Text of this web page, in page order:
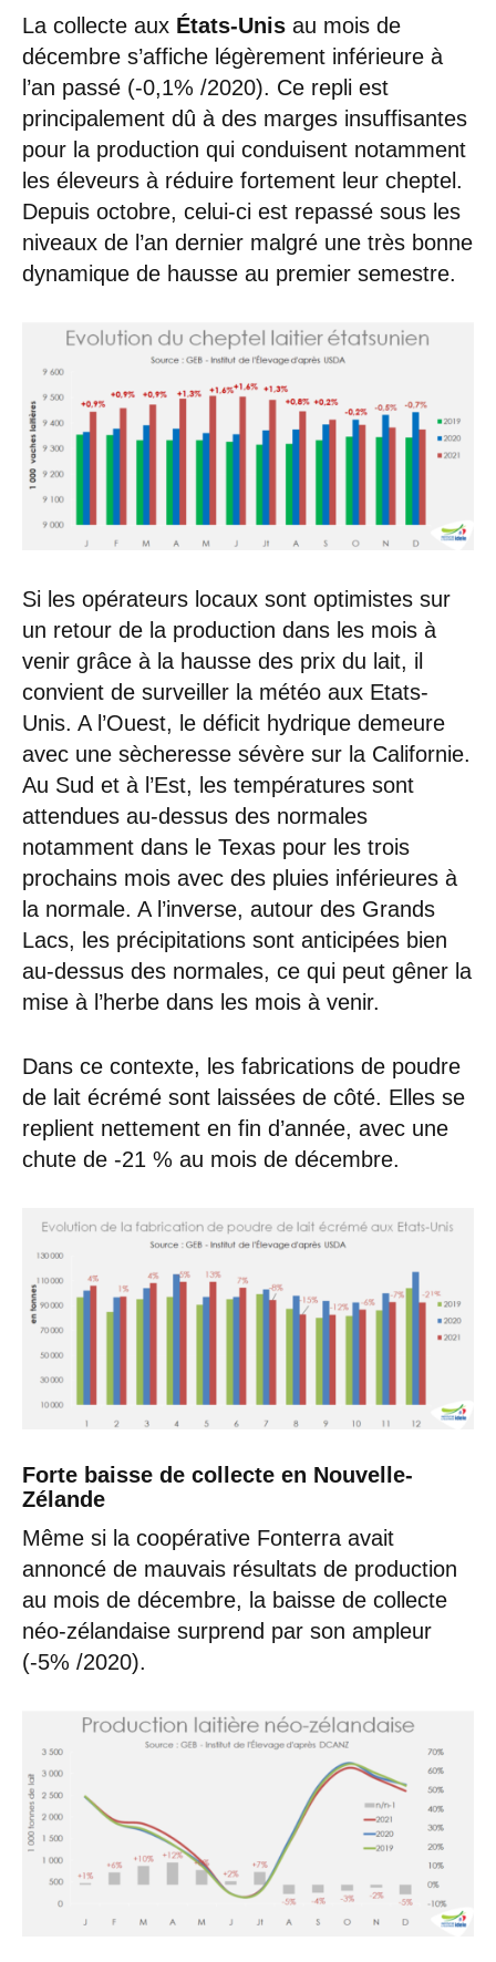
La collecte aux États-Unis au mois de
décembre s’affiche légèrement inférieure à
l’an passé (-0,1% /2020). Ce repli est
principalement dû à des marges insuffisantes
pour la production qui conduisent notamment
les éleveurs à réduire fortement leur cheptel.
Depuis octobre, celui-ci est repassé sous les
niveaux de l’an dernier malgré une très bonne
dynamique de hausse au premier semestre.
Si les opérateurs locaux sont optimistes sur
un retour de la production dans les mois à
venir grâce à la hausse des prix du lait, il
convient de surveiller la météo aux Etats-
Unis. A l’Ouest, le déficit hydrique demeure
avec une sècheresse sévère sur la Californie.
Au Sud et à l’Est, les températures sont
attendues au-dessus des normales
notamment dans le Texas pour les trois
prochains mois avec des pluies inférieures à
la normale. A l’inverse, autour des Grands
Lacs, les précipitations sont anticipées bien
au-dessus des normales, ce qui peut gêner la
mise à l’herbe dans les mois à venir.
Dans ce contexte, les fabrications de poudre
de lait écrémé sont laissées de côté. Elles se
replient nettement en fin d’année, avec une
chute de -21 % au mois de décembre.
Forte baisse de collecte en Nouvelle-
Zélande
Même si la coopérative Fonterra avait
annoncé de mauvais résultats de production
au mois de décembre, la baisse de collecte
néo-zélandaise surprend par son ampleur
(-5% /2020).